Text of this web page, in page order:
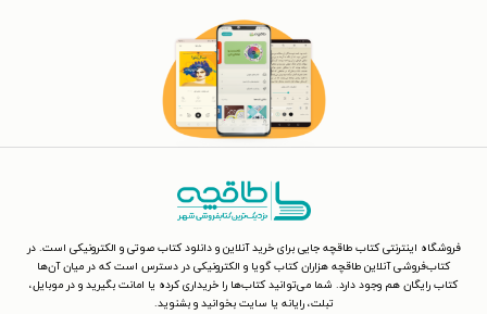
فروشگاه اینترنتی کتاب طاقچه جایی برای خرید آنلاین و دانلود کتاب صوتی و الکترونیکی است. در
کتاب‌فروشی آنلاین طاقچه هزاران کتاب گویا و الکترونیکی در دسترس است که در میان آن‌ها
کتاب رایگان هم وجود دارد. شما می‌توانید کتاب‌ها را خریداری کرده یا امانت بگیرید و در موبایل،
تبلت، رایانه یا سایت بخوانید و بشنوید.